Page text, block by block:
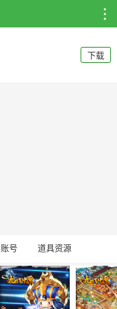
下载
账号 道具资源